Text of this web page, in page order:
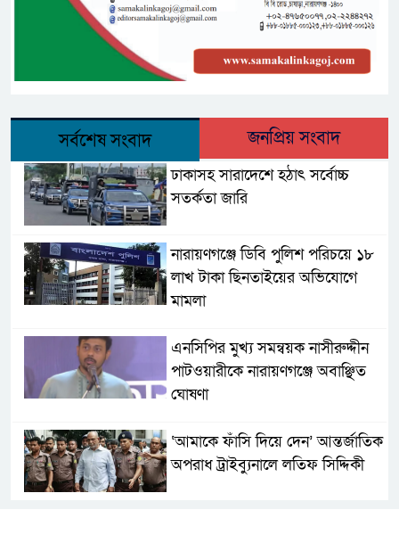
সর্বশেষ সংবাদ জনপ্রিয় সংবাদ
ঢাকাসহ সারাদেশে হঠাৎ সর্বোচ্চ
সতর্কতা জা‌রি
নারায়ণগঞ্জে ডিবি পুলিশ পরিচয়ে ১৮
লাখ টাকা ছিনতাইয়ের অভিযোগে
মামলা
এনসিপির মুখ্য সমন্বয়ক নাসীরুদ্দীন
পাটওয়ারীকে নারায়ণগঞ্জে অবাঞ্ছিত
ঘোষণা
‘আমাকে ফাঁসি দিয়ে দেন’ আন্তর্জাতিক
অপরাধ ট্রাইব্যুনালে লতিফ সিদ্দিকী